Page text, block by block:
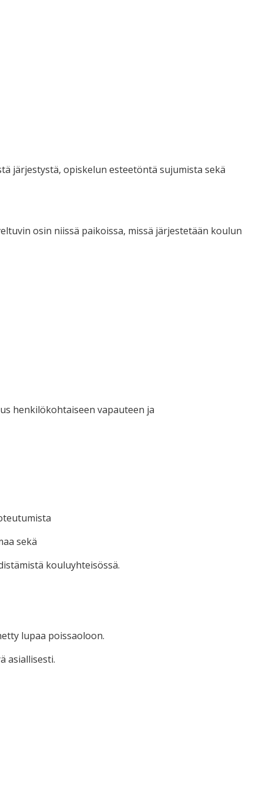
järjestystä, opiskelun esteetöntä sujumista sekä
osin niissä paikoissa, missä järjestetään koulun
henkilökohtaiseen vapauteen ja
sekä
kouluyhteisössä.
lupaa poissaoloon.
asiallisesti.